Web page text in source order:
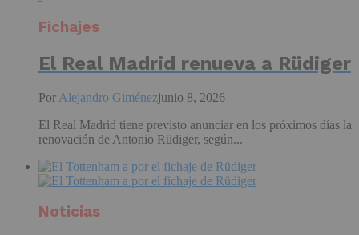
Fichajes
El Real Madrid renueva a Rüdiger
Por Alejandro Giménezjunio 8, 2026
El Real Madrid tiene previsto anunciar en los próximos días la
renovación de Antonio Rüdiger, según...
Noticias